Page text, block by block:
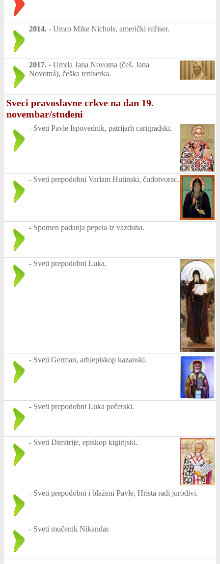
2014. - Umro Mike Nichols, američki režiser.
2017. - Umrla Jana Novotna (češ. Jana
Novotná), češka teniserka.
Sveci pravoslavne crkve na dan 19.
novembar/studeni
- Sveti Pavle Ispovednik, patrijarh carigradski.
- Sveti prepodobni Varlam Hutinski, čudotvorac.
- Spomen padanja pepela iz vazduha.
- Sveti prepodobni Luka.
- Sveti German, arhiepiskop kazanski.
- Sveti prepodobni Luka pečerski.
- Sveti Dimitrije, episkop kigirijski.
- Sveti prepodobni i blaženi Pavle, Hrista radi jurodivi.
- Sveti mučenik Nikandar.